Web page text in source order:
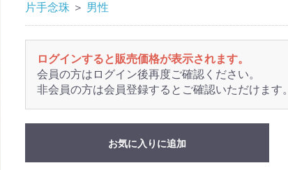
片手念珠 ＞ 男性
ログインすると販売価格が表示されます。
会員の方はログイン後再度ご確認ください。
非会員の方は会員登録するとご確認いただけます。
お気に入りに追加